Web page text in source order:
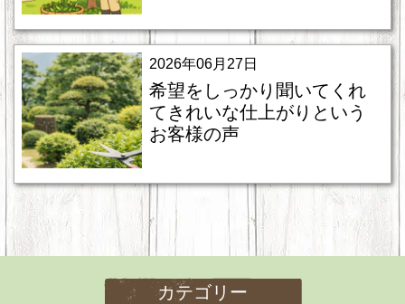
2026年06月27日
希望をしっかり聞いてくれ
てきれいな仕上がりという
お客様の声
カテゴリー